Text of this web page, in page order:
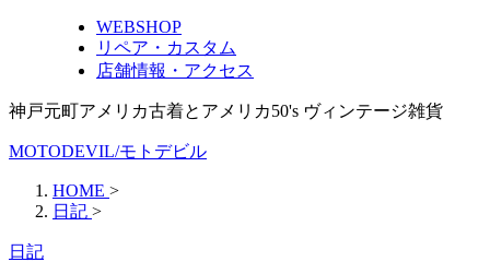
WEBSHOP
リペア・カスタム
店舗情報・アクセス
神戸元町アメリカ古着とアメリカ50's ヴィンテージ雑貨
MOTODEVIL/モトデビル
HOME >
日記 >
日記